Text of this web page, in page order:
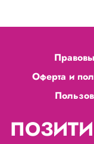
Оферта и